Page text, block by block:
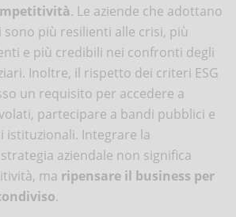
. Le aziende che adottano
più resilienti alle crisi, più
e più credibili nei confronti degli
Inoltre, il rispetto dei criteri ESG
un requisito per accedere a
partecipare a bandi pubblici e
Integrare la
aziendale non significa
ma ripensare il business per
.